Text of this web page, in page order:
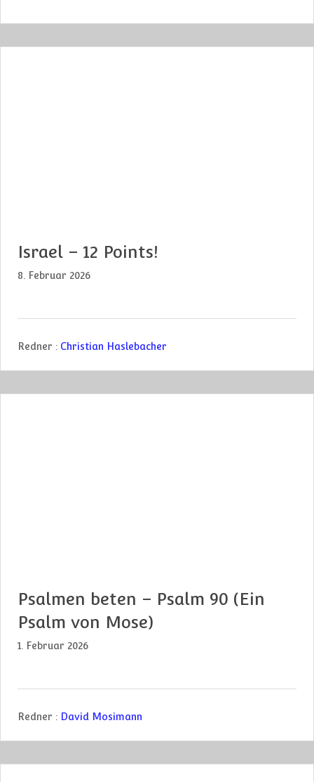
Israel – 12 Points!
8. Februar 2026
Redner : Christian Haslebacher
Psalmen beten – Psalm 90 (Ein
Psalm von Mose)
1. Februar 2026
Redner : David Mosimann